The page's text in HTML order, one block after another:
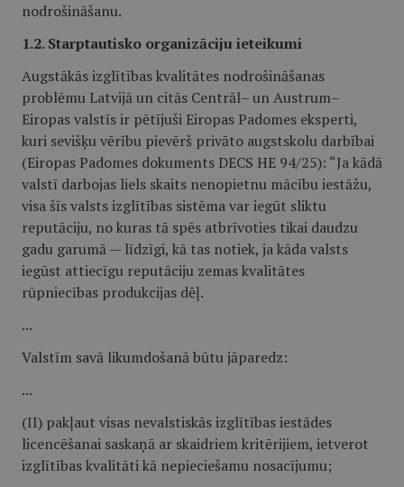
nodrošināšanu.
1.2. Starptautisko organizāciju ieteikumi
Augstākās izglītības kvalitātes nodrošināšanas
problēmu Latvijā un citās Centrāl– un Austrum–
Eiropas valstīs ir pētījuši Eiropas Padomes eksperti,
kuri sevišķu vērību pievērš privāto augstskolu darbībai
(Eiropas Padomes dokuments DECS HE 94/25): “Ja kādā
valstī darbojas liels skaits nenopietnu mācību iestāžu,
visa šīs valsts izglītības sistēma var iegūt sliktu
reputāciju, no kuras tā spēs atbrīvoties tikai daudzu
gadu garumā — līdzīgi, kā tas notiek, ja kāda valsts
iegūst attiecīgu reputāciju zemas kvalitātes
rūpniecības produkcijas dēļ.
...
Valstīm savā likumdošanā būtu jāparedz:
...
(II) pakļaut visas nevalstiskās izglītības iestādes
licencēšanai saskaņā ar skaidriem kritērijiem, ietverot
izglītības kvalitāti kā nepieciešamu nosacījumu;